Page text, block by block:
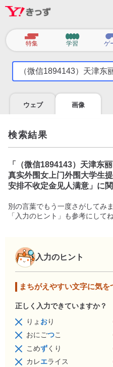
カ
テ
特集 学習 ゲ
気
を
調
べ
よ
う
ウェブ 画像
検索結果
「
（微信1894143）天津东
真实外围女上门外围大学生
安排不收定金见人满意 」に
別の言葉でもう一度さがしてみま
「入力のヒント」も参考にしてね
入力のヒント
まちがえやすい文字に気を
正しく入力できていますか？
りょ おり
おにごつこ
こめずくり
カレエライス